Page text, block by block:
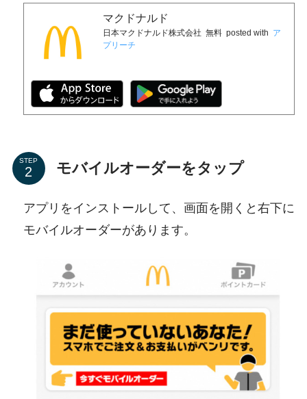
マクドナルド
日本マクドナルド株式会社 無料 posted with ア
プリーチ
STEP モバイルオーダーをタップ
アプリをインストールして、画面を開くと右下に
モバイルオーダーがあります。